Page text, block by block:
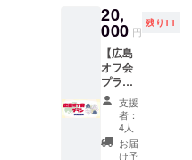
お選び
くださ
い。
しみま
しょう
♡ ※飲
食代込
みなの
で当日
料金は
発生し
ませ
ん。 ※
開催場
20,
000 円
残り11
【広島
オフ会
プラン
(飲食代
込み)】
〇2024
年4月6
日広島
支援
者：
4人
お届
け予